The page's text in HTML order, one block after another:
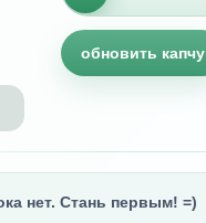
обновить капчу
нет. Стань первым! =)